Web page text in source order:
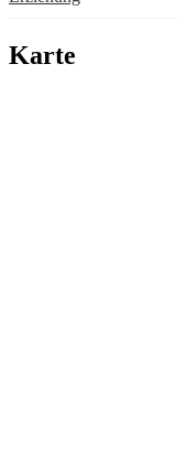
Karte